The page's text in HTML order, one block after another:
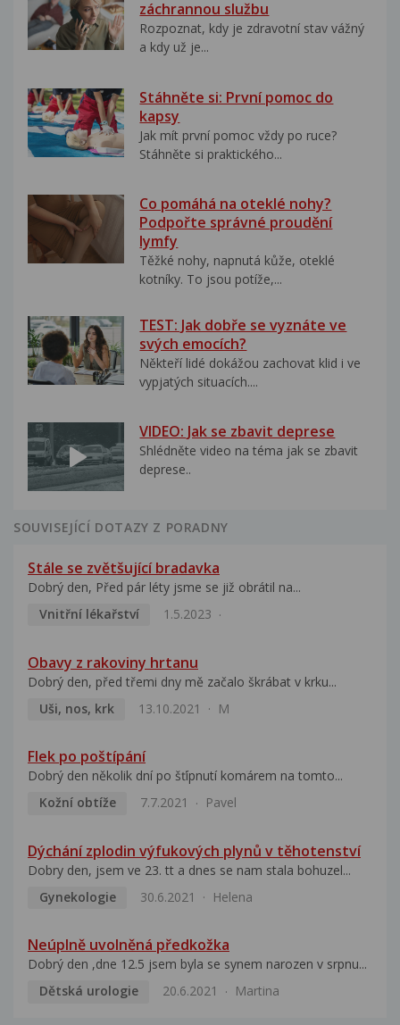
záchrannou službu
Rozpoznat, kdy je zdravotní stav vážný
a kdy už je...
Stáhněte si: První pomoc do
kapsy
Jak mít první pomoc vždy po ruce?
Stáhněte si praktického...
Co pomáhá na oteklé nohy?
Podpořte správné proudění
lymfy
Těžké nohy, napnutá kůže, oteklé
kotníky. To jsou potíže,...
TEST: Jak dobře se vyznáte ve
svých emocích?
Někteří lidé dokážou zachovat klid i ve
vypjatých situacích....
VIDEO: Jak se zbavit deprese
Shlédněte video na téma jak se zbavit
deprese..
SOUVISEJÍCÍ DOTAZY Z PORADNY
Stále se zvětšující bradavka
Dobrý den, Před pár léty jsme se již obrátil na...
Vnitřní lékařství
1.5.2023
Obavy z rakoviny hrtanu
Dobrý den, před třemi dny mě začalo škrábat v krku...
Uši, nos, krk
13.10.2021 M
Flek po poštípání
Dobrý den několik dní po šťípnutí komárem na tomto...
Kožní obtíže
7.7.2021 Pavel
Dýchání zplodin výfukových plynů v těhotenství
Dobry den, jsem ve 23. tt a dnes se nam stala bohuzel...
Gynekologie
30.6.2021 Helena
Neúplně uvolněná předkožka
Dobrý den ,dne 12.5 jsem byla se synem narozen v srpnu...
Dětská urologie
20.6.2021 Martina